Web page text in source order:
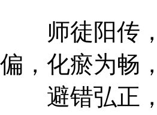
师徒阳传，
偏，化瘀为畅，
避错弘正，